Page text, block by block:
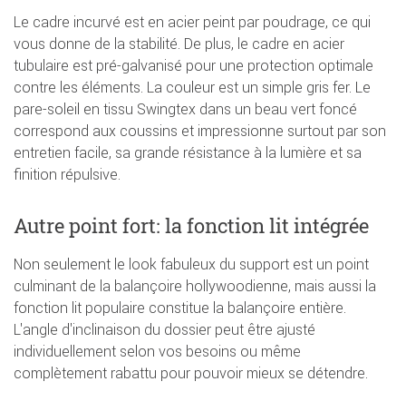
Le cadre incurvé est en acier peint par poudrage, ce qui
vous donne de la stabilité. De plus, le cadre en acier
tubulaire est pré-galvanisé pour une protection optimale
contre les éléments. La couleur est un simple gris fer. Le
pare-soleil en tissu Swingtex dans un beau vert foncé
correspond aux coussins et impressionne surtout par son
entretien facile, sa grande résistance à la lumière et sa
finition répulsive.
Autre point fort: la fonction lit intégrée
Non seulement le look fabuleux du support est un point
culminant de la balançoire hollywoodienne, mais aussi la
fonction lit populaire constitue la balançoire entière.
L'angle d'inclinaison du dossier peut être ajusté
individuellement selon vos besoins ou même
complètement rabattu pour pouvoir mieux se détendre.